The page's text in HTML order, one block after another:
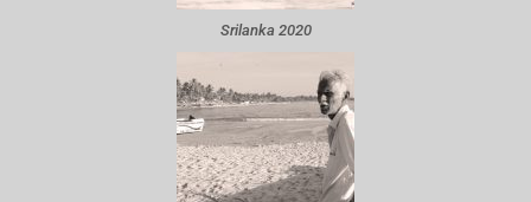
Srilanka 2020